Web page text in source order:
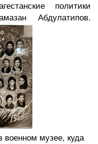
политики
Абдулатипов.
музее, куда